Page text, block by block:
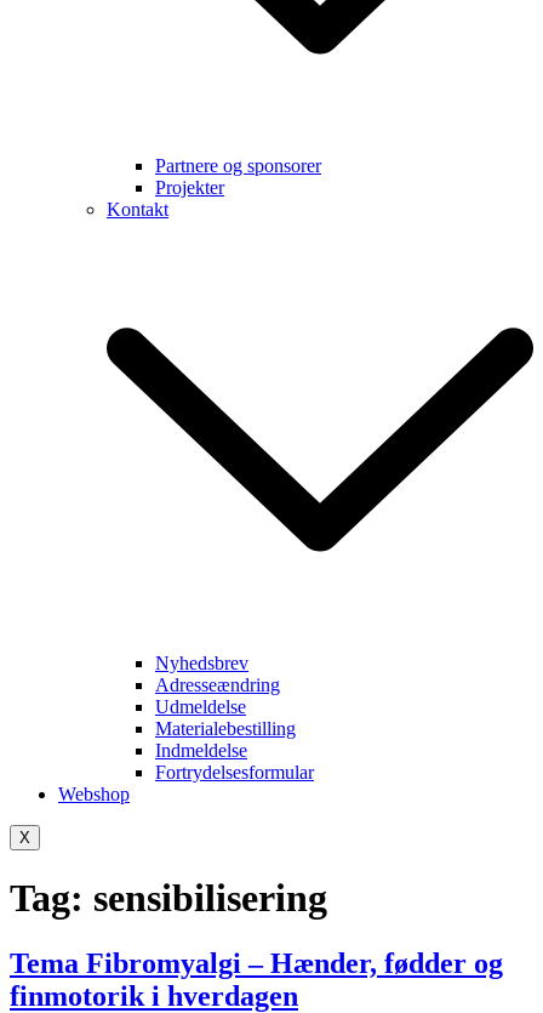
Partnere og sponsorer
Projekter
Kontakt
Nyhedsbrev
Adresseændring
Udmeldelse
Materialebestilling
Indmeldelse
Fortrydelsesformular
Webshop
X
Tag: sensibilisering
Tema Fibromyalgi – Hænder, fødder og
finmotorik i hverdagen